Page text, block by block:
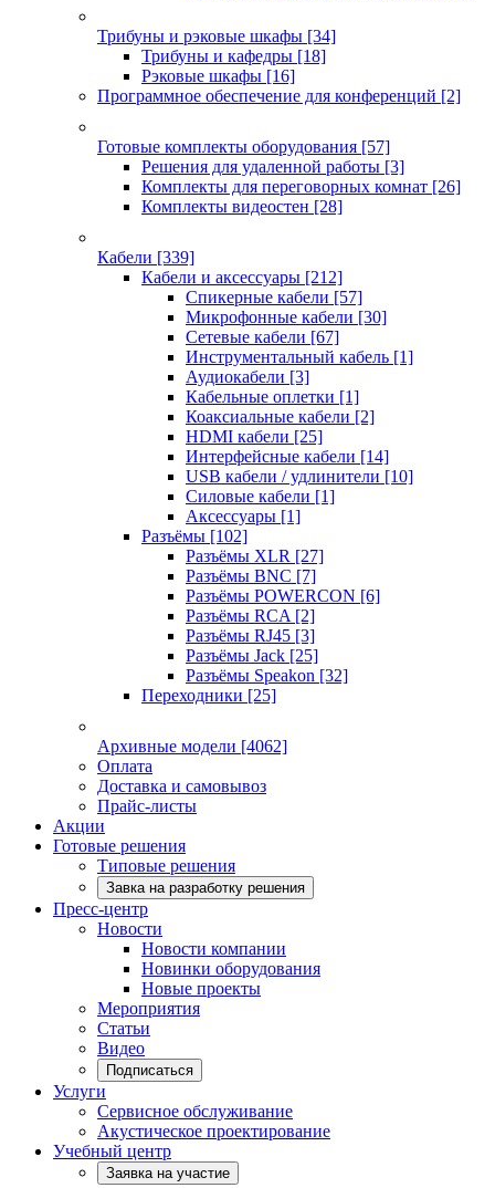
Трибуны и рэковые шкафы [34]
Трибуны и кафедры [18]
Рэковые шкафы [16]
Программное обеспечение для конференций [2]
Готовые комплекты оборудования [57]
Решения для удаленной работы [3]
Комплекты для переговорных комнат [26]
Комплекты видеостен [28]
Кабели [339]
Кабели и аксессуары [212]
Спикерные кабели [57]
Микрофонные кабели [30]
Сетевые кабели [67]
Инструментальный кабель [1]
Аудиокабели [3]
Кабельные оплетки [1]
Коаксиальные кабели [2]
HDMI кабели [25]
Интерфейсные кабели [14]
USB кабели / удлинители [10]
Силовые кабели [1]
Аксессуары [1]
Разъёмы [102]
Разъёмы XLR [27]
Разъёмы BNC [7]
Разъёмы POWERCON [6]
Разъёмы RCA [2]
Разъёмы RJ45 [3]
Разъёмы Jack [25]
Разъёмы Speakon [32]
Переходники [25]
Архивные модели [4062]
Оплата
Доставка и самовывоз
Прайс-листы
Акции
Готовые решения
Типовые решения
Завка на разработку решения
Пресс-центр
Новости
Новости компании
Новинки оборудования
Новые проекты
Мероприятия
Статьи
Видео
Подписаться
Услуги
Сервисное обслуживание
Акустическое проектирование
Учебный центр
Заявка на участие